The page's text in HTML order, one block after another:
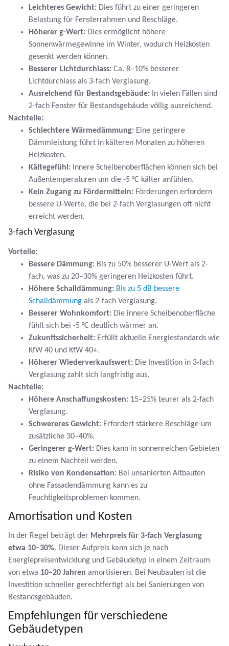
Leichteres Gewicht: Dies führt zu einer geringeren
Belastung für Fensterrahmen und Beschläge.
Höherer g-Wert: Dies ermöglicht höhere
Sonnenwärmegewinne im Winter, wodurch Heizkosten
gesenkt werden können.
Besserer Lichtdurchlass: Ca. 8–10% besserer
Lichtdurchlass als 3-fach Verglasung.
Ausreichend für Bestandsgebäude: In vielen Fällen sind
2-fach Fenster für Bestandsgebäude völlig ausreichend.
Nachteile:
Schlechtere Wärmedämmung: Eine geringere
Dämmleistung führt in kälteren Monaten zu höheren
Heizkosten.
Kältegefühl: Innere Scheibenoberflächen können sich bei
Außentemperaturen um die -5 °C kälter anfühlen.
Kein Zugang zu Fördermitteln: Förderungen erfordern
bessere U-Werte, die bei 2-fach Verglasungen oft nicht
erreicht werden.
3-fach Verglasung
Vorteile:
Bessere Dämmung: Bis zu 50% besserer U-Wert als 2-
fach, was zu 20–30% geringeren Heizkosten führt.
Höhere Schalldämmung: Bis zu 5 dB bessere
Schalldämmung als 2-fach Verglasung.
Besserer Wohnkomfort: Die innere Scheibenoberfläche
fühlt sich bei -5 °C deutlich wärmer an.
Zukunftssicherheit: Erfüllt aktuelle Energiestandards wie
KfW 40 und KfW 40+.
Höherer Wiederverkaufswert: Die Investition in 3-fach
Verglasung zahlt sich langfristig aus.
Nachteile:
Höhere Anschaffungskosten: 15–25% teurer als 2-fach
Verglasung.
Schwereres Gewicht: Erfordert stärkere Beschläge um
zusätzliche 30–40%.
Geringerer g-Wert: Dies kann in sonnenreichen Gebieten
zu einem Nachteil werden.
Risiko von Kondensation: Bei unsanierten Altbauten
ohne Fassadendämmung kann es zu
Feuchtigkeitsproblemen kommen.
Amortisation und Kosten
In der Regel beträgt der Mehrpreis für 3-fach Verglasung
etwa 10–30%. Dieser Aufpreis kann sich je nach
Energiepreisentwicklung und Gebäudetyp in einem Zeitraum
von etwa 10–20 Jahren amortisieren. Bei Neubauten ist die
Investition schneller gerechtfertigt als bei Sanierungen von
Bestandsgebäuden.
Empfehlungen für verschiedene
Gebäudetypen